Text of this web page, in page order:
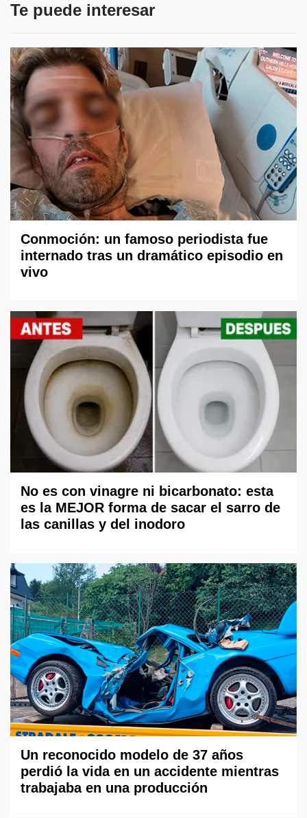
Te puede interesar
Conmoción: un famoso periodista fue
internado tras un dramático episodio en
vivo
No es con vinagre ni bicarbonato: esta
es la MEJOR forma de sacar el sarro de
las canillas y del inodoro
Un reconocido modelo de 37 años
perdió la vida en un accidente mientras
trabajaba en una producción